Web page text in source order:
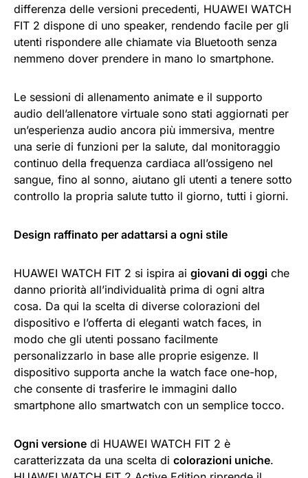
differenza delle versioni precedenti, HUAWEI WATCH
FIT 2 dispone di uno speaker, rendendo facile per gli
utenti rispondere alle chiamate via Bluetooth senza
nemmeno dover prendere in mano lo smartphone.
Le sessioni di allenamento animate e il supporto
audio dell’allenatore virtuale sono stati aggiornati per
un’esperienza audio ancora più immersiva, mentre
una serie di funzioni per la salute, dal monitoraggio
continuo della frequenza cardiaca all’ossigeno nel
sangue, fino al sonno, aiutano gli utenti a tenere sotto
controllo la propria salute tutto il giorno, tutti i giorni.
Design raffinato per adattarsi a ogni stile
HUAWEI WATCH FIT 2 si ispira ai giovani di oggi che
danno priorità all’individualità prima di ogni altra
cosa. Da qui la scelta di diverse colorazioni del
dispositivo e l’offerta di eleganti watch faces, in
modo che gli utenti possano facilmente
personalizzarlo in base alle proprie esigenze. Il
dispositivo supporta anche la watch face one-hop,
che consente di trasferire le immagini dallo
smartphone allo smartwatch con un semplice tocco.
Ogni versione di HUAWEI WATCH FIT 2 è
caratterizzata da una scelta di colorazioni uniche.